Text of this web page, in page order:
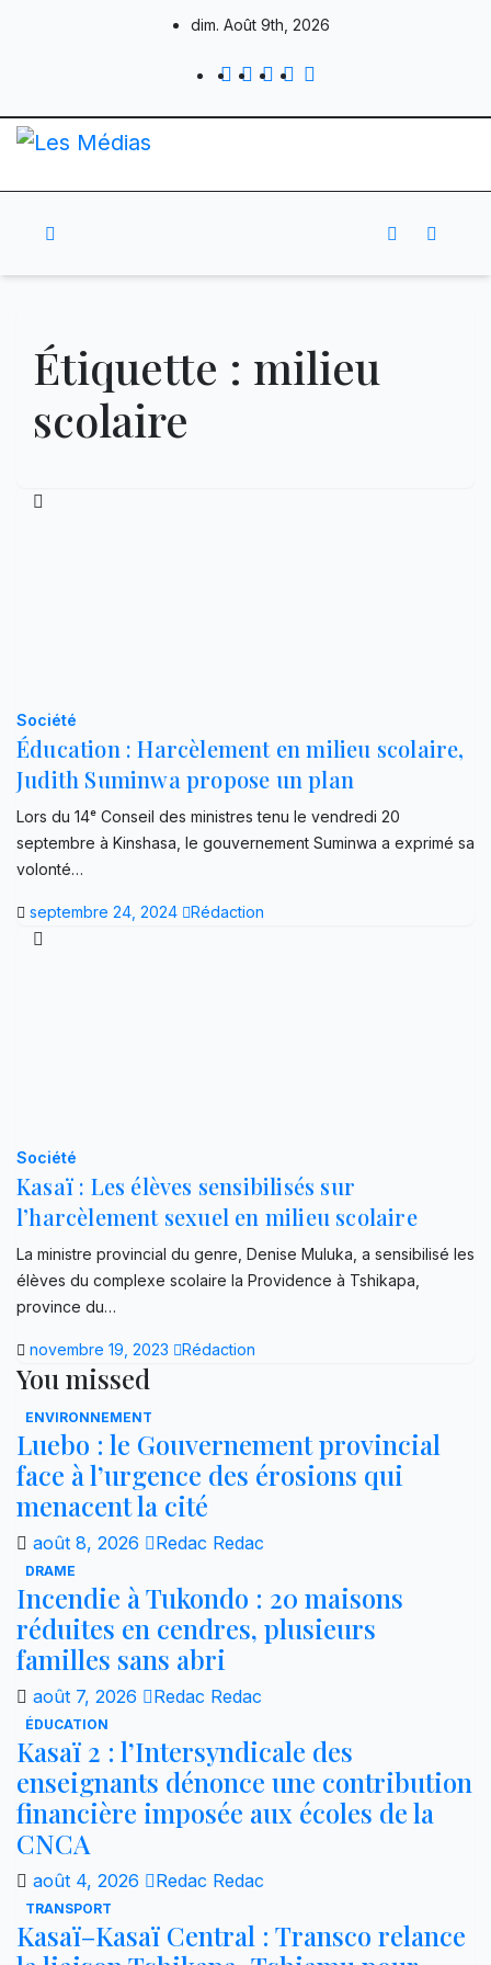
dim. Août 9th, 2026
Étiquette : milieu
scolaire
Société
Éducation : Harcèlement en milieu scolaire,
Judith Suminwa propose un plan
Lors du 14ᵉ Conseil des ministres tenu le vendredi 20
septembre à Kinshasa, le gouvernement Suminwa a exprimé sa
volonté…
septembre 24, 2024 Rédaction
Société
Kasaï : Les élèves sensibilisés sur
l’harcèlement sexuel en milieu scolaire
La ministre provincial du genre, Denise Muluka, a sensibilisé les
élèves du complexe scolaire la Providence à Tshikapa,
province du…
novembre 19, 2023 Rédaction
You missed
ENVIRONNEMENT
Luebo : le Gouvernement provincial
face à l’urgence des érosions qui
menacent la cité
août 8, 2026 Redac Redac
DRAME
Incendie à Tukondo : 20 maisons
réduites en cendres, plusieurs
familles sans abri
août 7, 2026 Redac Redac
ÉDUCATION
Kasaï 2 : l’Intersyndicale des
enseignants dénonce une contribution
financière imposée aux écoles de la
CNCA
août 4, 2026 Redac Redac
TRANSPORT
Kasaï–Kasaï Central : Transco relance